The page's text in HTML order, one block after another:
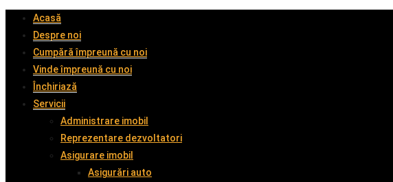
Acasă
Despre noi
Cumpără împreună cu noi
Vinde împreună cu noi
Închiriază
Servicii
Administrare imobil
Reprezentare dezvoltatori
Asigurare imobil
Asigurări auto